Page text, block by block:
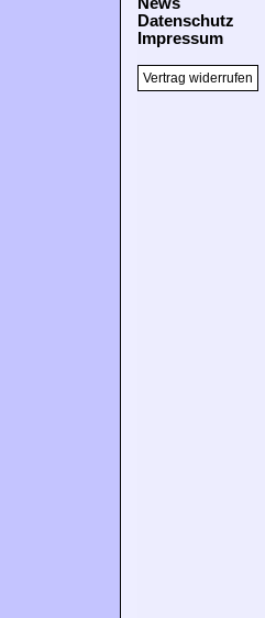
Datenschutz
Impressum
Vertrag widerrufen